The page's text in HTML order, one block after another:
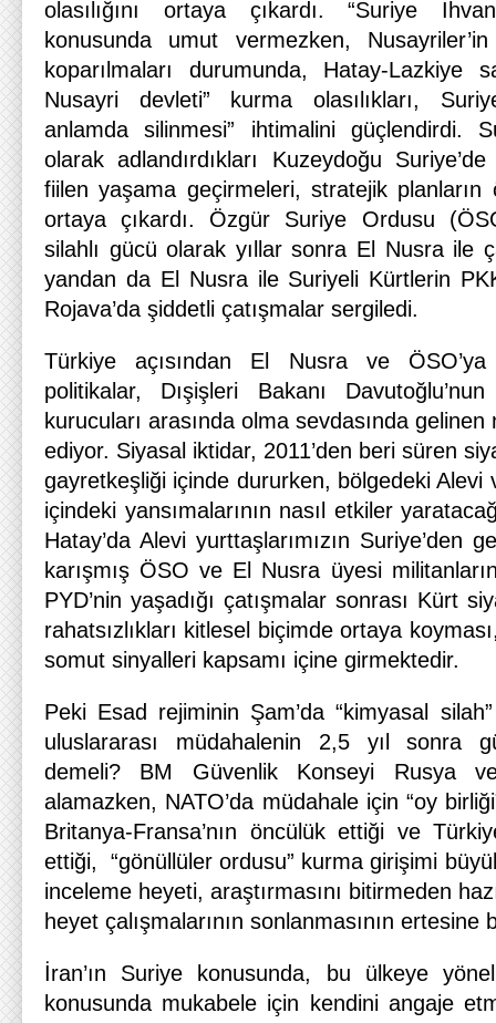
olasılığını ortaya çıkardı. “Suriye
konusunda umut vermezken,
koparılmaları durumunda, Hatay-Lazkiye
Nusayri devleti” kurma olasılıkları,
anlamda silinmesi” ihtimalini güçlendirdi.
olarak adlandırdıkları Kuzeydoğu
fiilen yaşama geçirmeleri, stratejik
ortaya çıkardı. Özgür Suriye Ordusu
silahlı gücü olarak yıllar sonra El Nusra ile
yandan da El Nusra ile Suriyeli Kürtlerin
Rojava’da şiddetli çatışmalar sergiledi.
Türkiye açısından El Nusra ve
politikalar, Dışişleri Bakanı
kurucuları arasında olma sevdasında
ediyor. Siyasal iktidar, 2011’den beri süren
gayretkeşliği içinde dururken, bölgedeki Alevi
içindeki yansımalarının nasıl etkiler
Hatay’da Alevi yurttaşlarımızın Suriye’den
karışmış ÖSO ve El Nusra üyesi
PYD’nin yaşadığı çatışmalar sonrası Kürt
rahatsızlıkları kitlesel biçimde ortaya
somut sinyalleri kapsamı içine girmektedir.
Peki Esad rejiminin Şam’da “kimyasal
uluslararası müdahalenin 2,5 yıl sonra
demeli? BM Güvenlik Konseyi Rusya
alamazken, NATO’da müdahale için “oy
Britanya-Fransa’nın öncülük ettiği ve
ettiği, “gönüllüler ordusu” kurma girişimi
inceleme heyeti, araştırmasını bitirmeden
heyet çalışmalarının sonlanmasının ertesine
İran’ın Suriye konusunda, bu ülkeye
konusunda mukabele için kendini angaje